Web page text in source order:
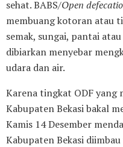
sehat. BABS/Open
membuang kotoran atau
semak, sungai, pantai
dibiarkan menyebar
udara dan air.
Karena tingkat ODF yang
Kabupaten Bekasi bakal
Kamis 14 Desember
Kabupaten Bekasi